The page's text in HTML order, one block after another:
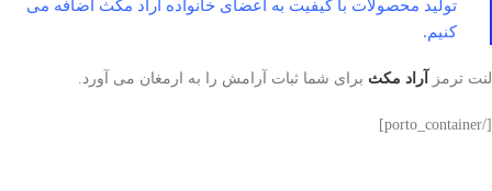
تولید محصولات با کیفیت به اعضای خانواده آراد مکث اضافه می
کنیم.
لنت ترمز آراد مکث برای شما ثبات آرامش را به ارمغان می آورد.
[/porto_container]